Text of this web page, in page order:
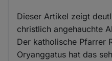
Dieser Artikel zeigt
christlich angehauchte
Der katholische Pfarrer
Oryanggatus hat das